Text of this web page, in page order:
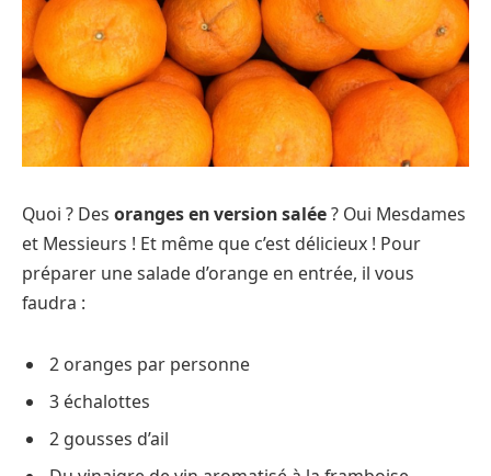
Quoi ? Des oranges en version salée? Oui Mesdames
et Messieurs ! Et même que c’est délicieux ! Pour
préparer une salade d’orange en entrée, il vous
faudra :
2 oranges par personne
3 échalottes
2 gousses d’ail